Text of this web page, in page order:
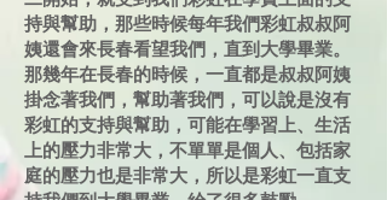
持與幫助，那些時候每年我們彩虹叔叔阿
姨還會來長春看望我們，直到大學畢業。
那幾年在長春的時候，一直都是叔叔阿姨
掛念著我們，幫助著我們，可以說是沒有
彩虹的支持與幫助，可能在學習上、生活
上的壓力非常大，不單單是個人、包括家
庭的壓力也是非常大，所以是彩虹一直支